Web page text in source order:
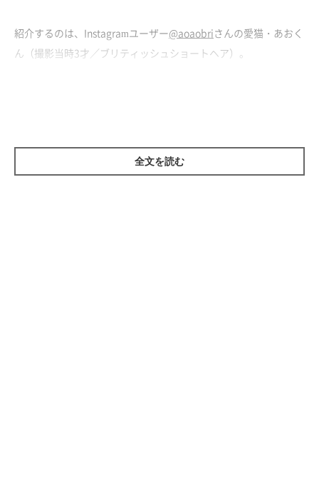
紹介するのは、Instagramユーザー@aoaobriさんの愛猫・あおく
ん（撮影当時3才／ブリティッシュショートヘア）。
撮影当時、段ボール箱を開ける飼い主さんのことをあおくんがず
全文を読む